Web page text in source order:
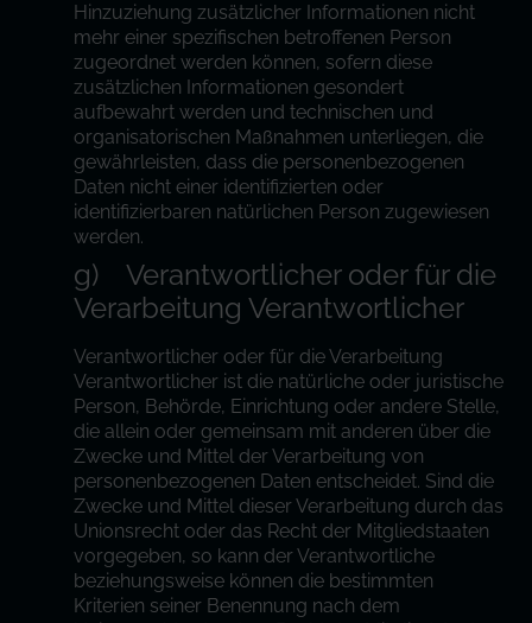
Hinzuziehung zusätzlicher Informationen nicht
mehr einer spezifischen betroffenen Person
zugeordnet werden können, sofern diese
zusätzlichen Informationen gesondert
aufbewahrt werden und technischen und
organisatorischen Maßnahmen unterliegen, die
gewährleisten, dass die personenbezogenen
Daten nicht einer identifizierten oder
identifizierbaren natürlichen Person zugewiesen
werden.
g) Verantwortlicher oder für die
Verarbeitung Verantwortlicher
Verantwortlicher oder für die Verarbeitung
Verantwortlicher ist die natürliche oder juristische
Person, Behörde, Einrichtung oder andere Stelle,
die allein oder gemeinsam mit anderen über die
Zwecke und Mittel der Verarbeitung von
personenbezogenen Daten entscheidet. Sind die
Zwecke und Mittel dieser Verarbeitung durch das
Unionsrecht oder das Recht der Mitgliedstaaten
vorgegeben, so kann der Verantwortliche
beziehungsweise können die bestimmten
Kriterien seiner Benennung nach dem